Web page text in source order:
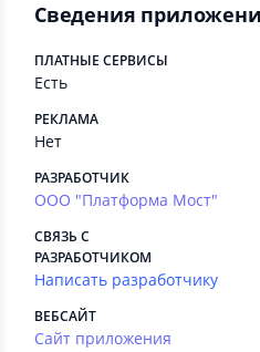
Сведения
ПЛАТНЫЕ СЕРВИСЫ
Есть
РЕКЛАМА
Нет
РАЗРАБОТЧИК
ООО "Платформа Мост"
СВЯЗЬ С
РАЗРАБОТЧИКОМ
Написать разработчику
ВЕБСАЙТ
Сайт приложения